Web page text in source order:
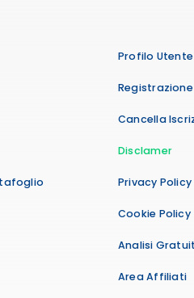
Profilo Utente
Registrazione
Cancella
Disclamer
Privacy Policy
Cookie Policy
Analisi
Area Affiliati